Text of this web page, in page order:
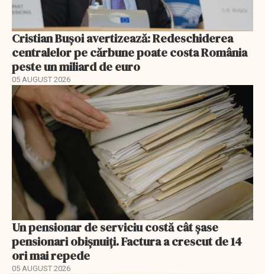
Cristian Bușoi avertizează: Redeschiderea
centralelor pe cărbune poate costa România
peste un miliard de euro
05 AUGUST 2026
Un pensionar de serviciu costă cât șase
pensionari obișnuiți. Factura a crescut de 14
ori mai repede
05 AUGUST 2026